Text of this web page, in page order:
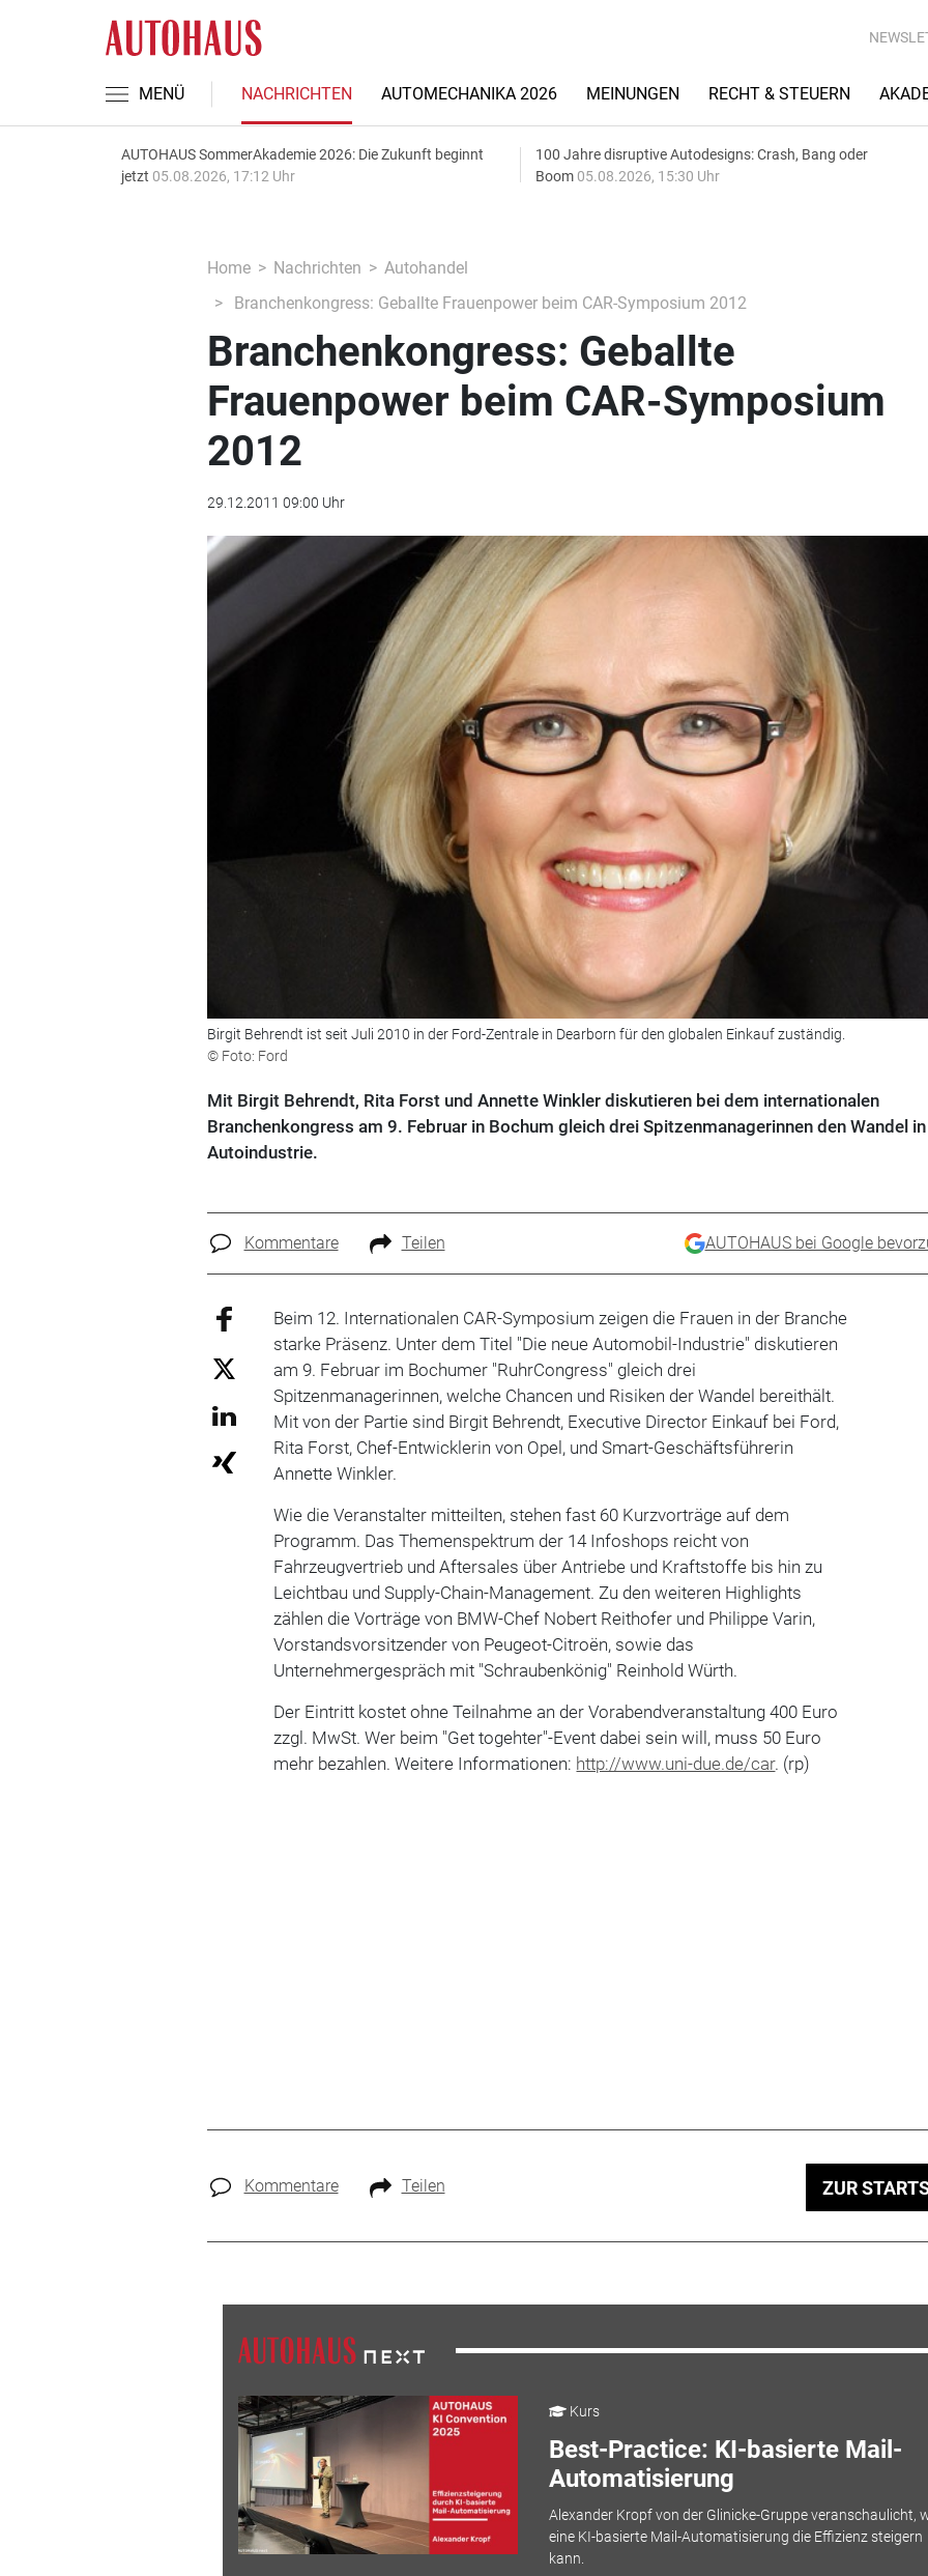
MENÜ NACHRICHTEN AUTOMECHANIKA 2026 MEINUNGEN RECHT & STEUERN
AUTOHAUS SommerAkademie 2026: Die Zukunft beginnt
jetzt 05.08.2026, 17:12 Uhr
100 Jahre disruptive Autodesigns: Crash, Bang oder
Boom 05.08.2026, 15:30 Uhr
Home Nachrichten
Autohandel
Branchenkongress: Geballte Frauenpower beim CAR-Symposium 2012
Branchenkongress: Geballte
Frauenpower beim CAR-Symposium
2012
29.12.2011 09:00 Uhr
Birgit Behrendt ist seit Juli 2010 in der Ford-Zentrale in Dearborn für den globalen Einkauf zuständig.
© Foto: Ford
Mit Birgit Behrendt, Rita Forst und Annette Winkler diskutieren bei dem internationalen
Branchenkongress am 9. Februar in Bochum gleich drei Spitzenmanagerinnen den Wandel
Autoindustrie.
Kommentare Teilen AUTOHAUS bei Google
Beim 12. Internationalen CAR-Symposium zeigen die Frauen in der Branche
starke Präsenz. Unter dem Titel "Die neue Automobil-Industrie" diskutieren
am 9. Februar im Bochumer "RuhrCongress" gleich drei
Spitzenmanagerinnen, welche Chancen und Risiken der Wandel bereithält.
Mit von der Partie sind Birgit Behrendt, Executive Director Einkauf bei Ford,
Rita Forst, Chef-Entwicklerin von Opel, und Smart-Geschäftsführerin
Annette Winkler.
Wie die Veranstalter mitteilten, stehen fast 60 Kurzvorträge auf dem
Programm. Das Themenspektrum der 14 Infoshops reicht von
Fahrzeugvertrieb und Aftersales über Antriebe und Kraftstoffe bis hin zu
Leichtbau und Supply-Chain-Management. Zu den weiteren Highlights
zählen die Vorträge von BMW-Chef Nobert Reithofer und Philippe Varin,
Vorstandsvorsitzender von Peugeot-Citroën, sowie das
Unternehmergespräch mit "Schraubenkönig" Reinhold Würth.
Der Eintritt kostet ohne Teilnahme an der Vorabendveranstaltung 400 Euro
zzgl. MwSt. Wer beim "Get togehter"-Event dabei sein will, muss 50 Euro
mehr bezahlen. Weitere Informationen: http://www.uni-due.de/car. (rp)
Kommentare Teilen ZUR
Kurs
Best-Practice: KI-basierte Mail-
Automatisierung
Alexander Kropf von der Glinicke-Gruppe veranschaulicht,
eine KI-basierte Mail-Automatisierung die Effizienz steigern
kann.